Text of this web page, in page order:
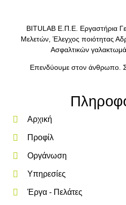
BITULAB Ε.Π.Ε. Εργαστήρια
Μελετών, Έλεγχος ποιότητας
Ασφαλτικών
Επενδύουμε στον άνθρωπο.
Αρχική
Προφίλ
Οργάνωση
Υπηρεσίες
Έργα - Πελάτες